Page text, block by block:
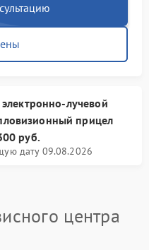
лучевой
прицел
руб.
дату 09.08.2026
центра